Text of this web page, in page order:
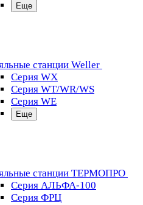
Еще
станции Weller
Серия WX
Серия WT/WR/WS
Серия WE
Еще
станции ТЕРМОПРО
Серия АЛЬФА-100
Серия ФРЦ